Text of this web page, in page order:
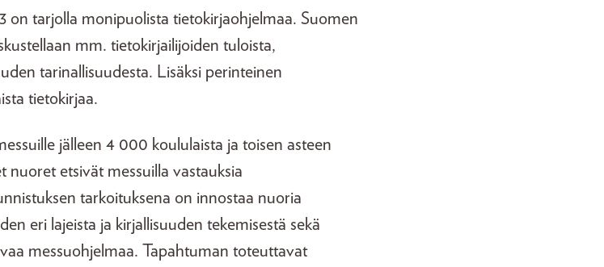
on tarjolla monipuolista tietokirjaohjelmaa. Suomen
mm. tietokirjailijoiden tuloista,
tarinallisuudesta. Lisäksi perinteinen
tietokirjaa.
jälleen 4 000 koululaista ja toisen asteen
nuoret etsivät messuilla vastauksia
tarkoituksena on innostaa nuoria
eri lajeista ja kirjallisuuden tekemisestä sekä
messuohjelmaa. Tapahtuman toteuttavat